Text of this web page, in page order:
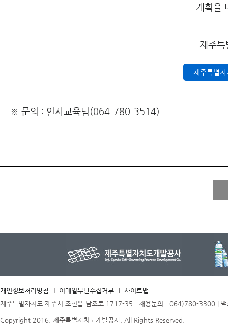
계획을
제주특
제주특별
※ 문의 : 인사교육팀(064-780-3514)
개인정보처리방침 이메일무단수집거부
사이트맵
제주특별자치도 제주시 조천읍 남조로 1717-35 채용문의 : 064)780-3300 |
Copyright 2016. 제주특별자치도개발공사. All Rights Reserved.